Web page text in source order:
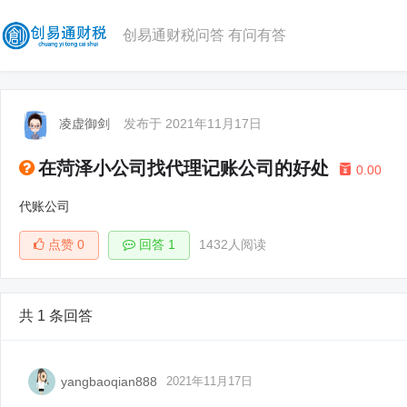
创易通财税问答 有问有答
凌虚御剑 发布于 2021年11月17日
在菏泽小公司找代理记账公司的好处 0.00
代账公司
点赞 0 回答 1 1432人阅读
共 1 条回答
yangbaoqian888 2021年11月17日